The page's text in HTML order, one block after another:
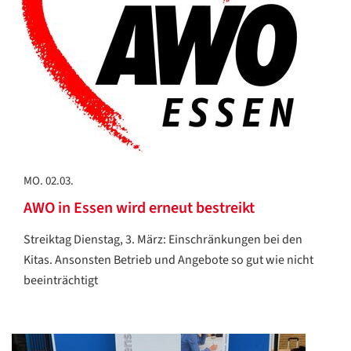
MO. 02.03.
AWO in Essen wird erneut bestreikt
Streiktag Dienstag, 3. März: Einschränkungen bei den
Kitas. Ansonsten Betrieb und Angebote so gut wie nicht
beeinträchtigt